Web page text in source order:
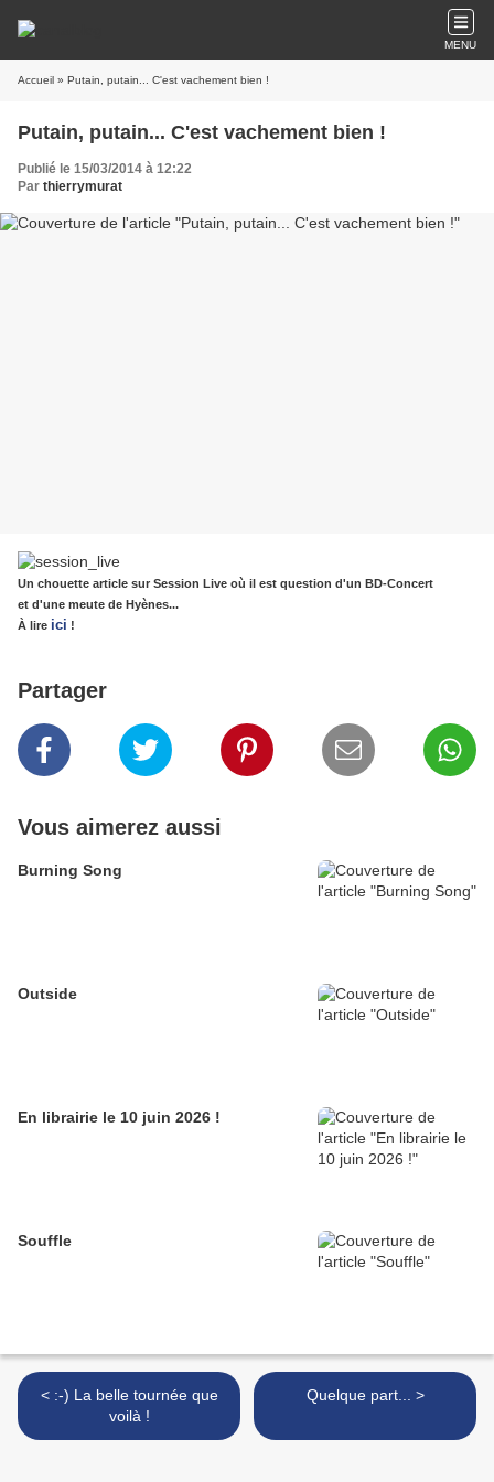
MENU
Accueil » Putain, putain... C'est vachement bien !
Putain, putain... C'est vachement bien !
Publié le 15/03/2014 à 12:22
Par thierrymurat
Un chouette article sur Session Live où il est question d'un BD-Concert
et d'une meute de Hyènes...
À lire ici !
Partager
Vous aimerez aussi
Burning Song
Outside
En librairie le 10 juin 2026 !
Souffle
< :-) La belle tournée que
voilà !
Quelque part... >